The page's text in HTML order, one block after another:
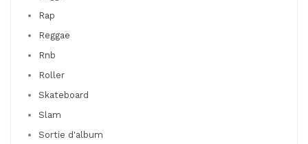
Rap
Reggae
Rnb
Roller
Skateboard
Slam
Sortie d'album